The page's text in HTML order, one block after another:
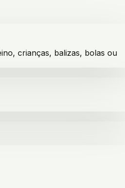
crianças, balizas, bolas ou